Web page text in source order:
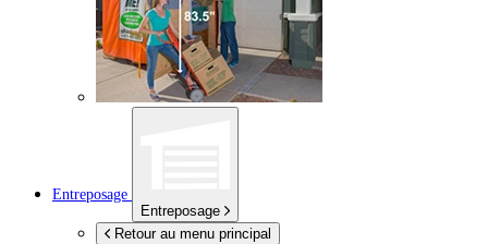
Entreposage
Entreposage
Retour au menu principal